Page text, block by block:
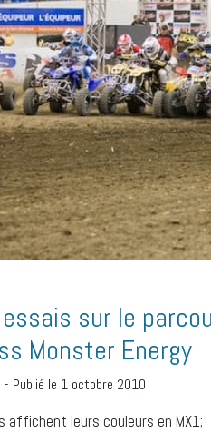
sur le
Monster Energy
- Publié le 1 octobre 2010
affichent leurs couleurs en MX1;